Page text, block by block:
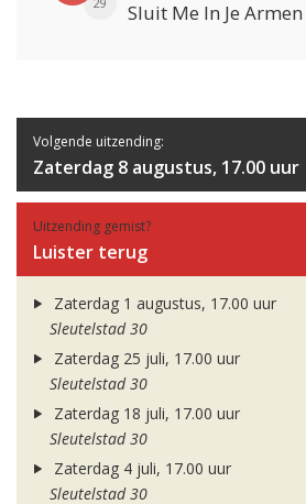
Sluit Me In Je Armen
Volgende uitzending:
Zaterdag 8 augustus, 17.00 uur
Uitzending gemist?
Luister terug
Zaterdag 1 augustus, 17.00 uur
Sleutelstad 30
Zaterdag 25 juli, 17.00 uur
Sleutelstad 30
Zaterdag 18 juli, 17.00 uur
Sleutelstad 30
Zaterdag 4 juli, 17.00 uur
Sleutelstad 30